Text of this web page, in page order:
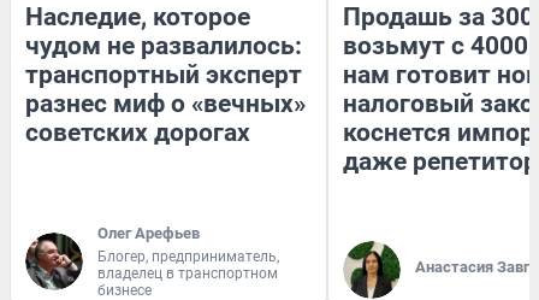
Наследие, которое
чудом не развалилось:
транспортный эксперт
разнес миф о «вечных»
советских дорогах
Олег Арефьев
Блогер, предприниматель,
владелец в транспортном
бизнесе
Продашь за
возьмут с
нам готовит
налоговый
коснется
даже
Анастасия